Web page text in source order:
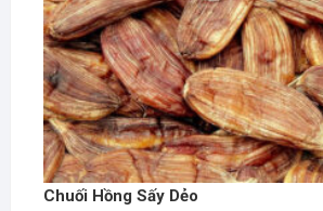
Chuối Hồng Sấy Dẻo